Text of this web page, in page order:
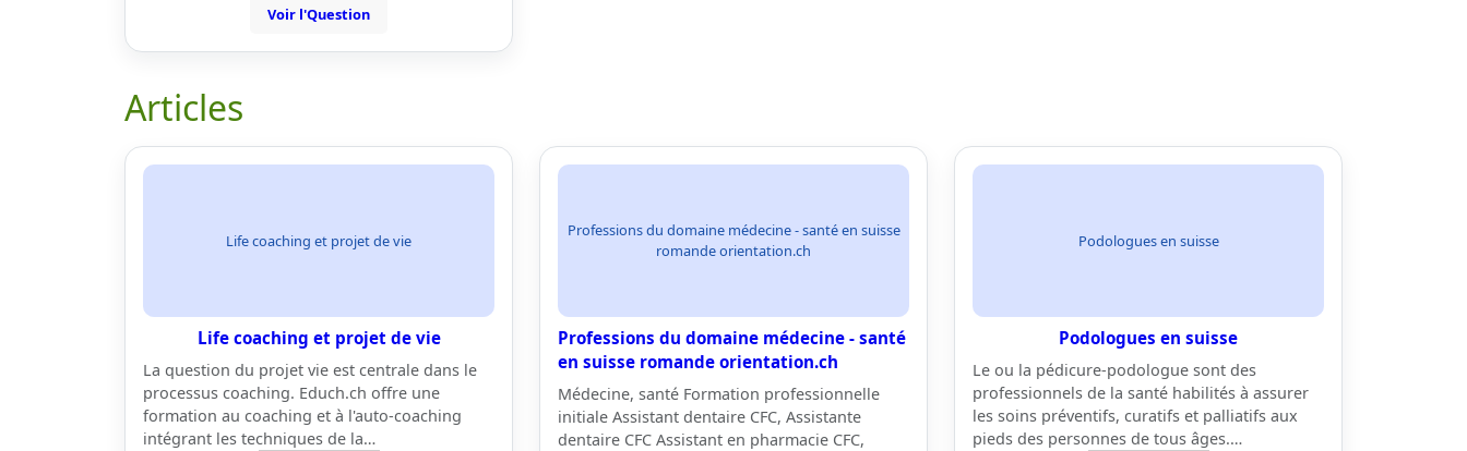
Voir l'Question
Articles
Life coaching et projet de vie
Life coaching et projet de vie
La question du projet vie est centrale dans le
processus coaching. Educh.ch offre une
formation au coaching et à l'auto-coaching
intégrant les techniques de la…
Professions du domaine médecine - santé en suisse
romande orientation.ch
Professions du domaine médecine - santé
en suisse romande orientation.ch
Médecine, santé Formation professionnelle
initiale Assistant dentaire CFC, Assistante
dentaire CFC Assistant en pharmacie CFC,
Podologues en suisse
Podologues en suisse
Le ou la pédicure-podologue sont des
professionnels de la santé habilités à assurer
les soins préventifs, curatifs et palliatifs aux
pieds des personnes de tous âges.…